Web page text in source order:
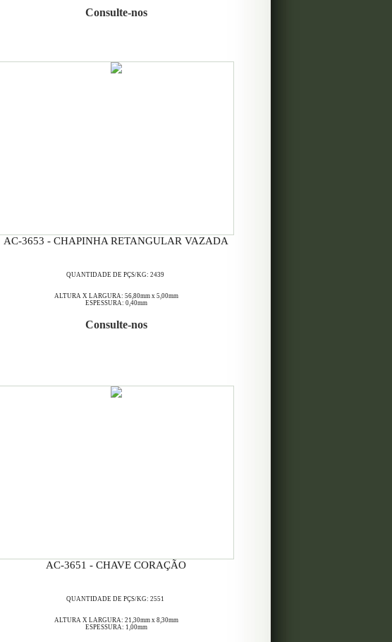
Consulte-nos
AC-3653 - CHAPINHA RETANGULAR VAZADA
QUANTIDADE DE PÇS/KG: 2439
ALTURA X LARGURA: 56,80mm x 5,00mm
ESPESSURA: 0,40mm
Consulte-nos
AC-3651 - CHAVE CORAÇÃO
QUANTIDADE DE PÇS/KG: 2551
ALTURA X LARGURA: 21,30mm x 8,30mm
ESPESSURA: 1,00mm